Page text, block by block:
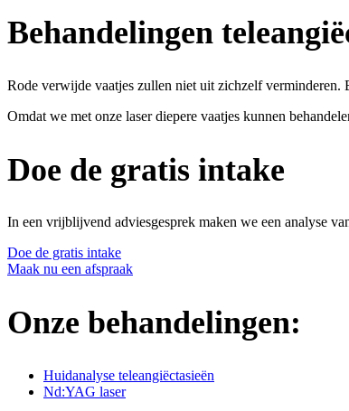
Behandelingen
Rode verwijde vaatjes zullen niet uit zichzelf
Omdat we met onze laser diepere vaatjes kunnen
Doe de gratis intake
In een vrijblijvend adviesgesprek maken we een analyse
Doe de gratis intake
Maak nu een afspraak
Onze behandelingen:
Huidanalyse teleangiëctasieën
Nd:YAG laser